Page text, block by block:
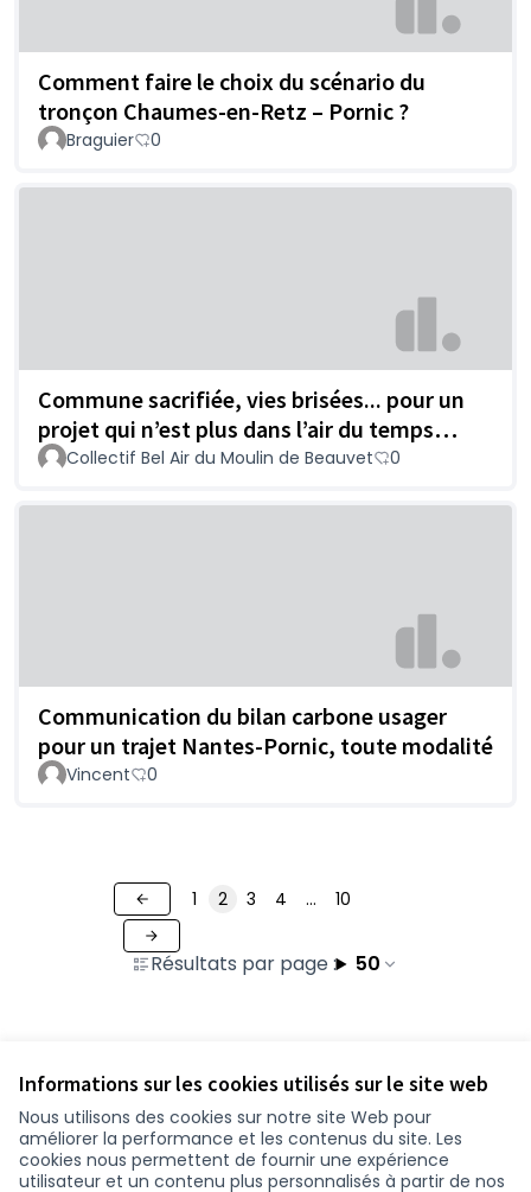
Informations sur les cookies utilisés sur le site web
Nous utilisons des cookies sur notre site Web pour
améliorer la performance et les contenus du site. Les
cookies nous permettent de fournir une expérience
utilisateur et un contenu plus personnalisés à partir de nos
Comment faire le choix du scénario du
tronçon Chaumes-en-Retz – Pornic ?
Braguier 0
Commune sacrifiée, vies brisées... pour un
projet qui n’est plus dans l’air du temps…
Collectif Bel Air du Moulin de Beauvet 0
Communication du bilan carbone usager
pour un trajet Nantes-Pornic, toute modalité
Vincent 0
Résultats par page : 50
1 2 3 4 … 10
Conditions d'utilisation
Paramètres des cookies
participer.loire-atlantique.fr sur Facebook
participer.loire-atlantique.fr sur Instagram
participer.loire-atlantique.fr sur YouTube